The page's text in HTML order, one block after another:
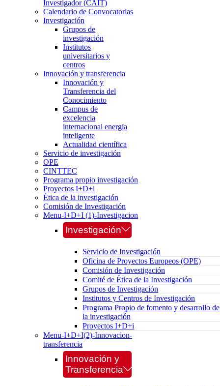
Investigador (CAIT)
Calendario de Convocatorias
Investigación
Grupos de
investigación
Institutos
universitarios y
centros
Innovación y transferencia
Innovación y
Transferencia del
Conocimiento
Campus de
excelencia
internacional energia
inteligente
Actualidad científica
Servicio de investigación
OPE
CINTTEC
Programa propio investigación
Proyectos I+D+i
Ética de la investigación
Comisión de Investigación
Menu-I+D+I (1)-Investigacion
Investigación
Servicio de Investigación
Oficina de Proyectos Europeos (OPE)
Comisión de Investigación
Comité de Ética de la Investigación
Grupos de Investigación
Institutos y Centros de Investigación
Programa Propio de fomento y desarrollo de
la investigación
Proyectos I+D+i
Menu-I+D+I(2)-Innovacion-
transferencia
Innovación y
Transferencia